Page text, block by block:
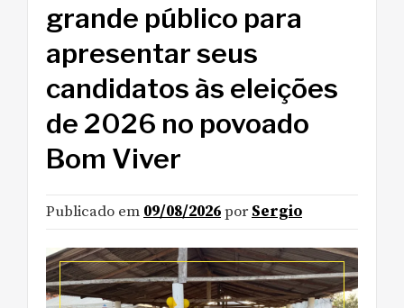
grande público para
apresentar seus
candidatos às eleições
de 2026 no povoado
Bom Viver
Publicado em 09/08/2026por Sergio